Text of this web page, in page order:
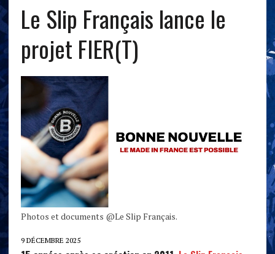
Le Slip Français lance le
projet FIER(T)
Photos et documents @Le Slip Français.
9 DÉCEMBRE 2025